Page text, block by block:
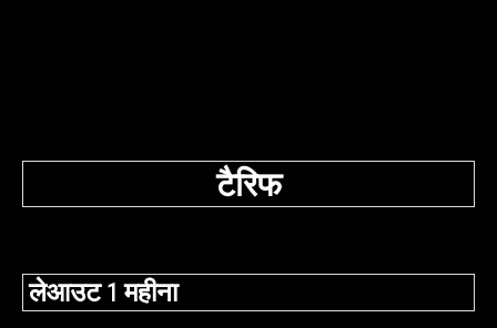
टैरिफ
लेआउट 1 महीना